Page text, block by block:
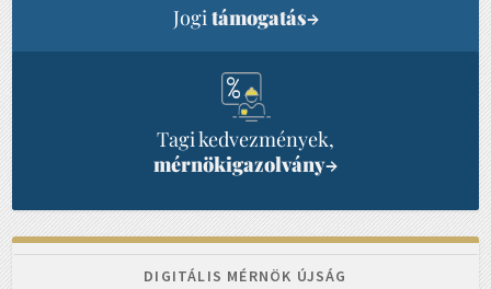
Jogi támogatás→
Tagi kedvezmények,
mérnökigazolvány→
DIGITÁLIS MÉRNÖK ÚJSÁG